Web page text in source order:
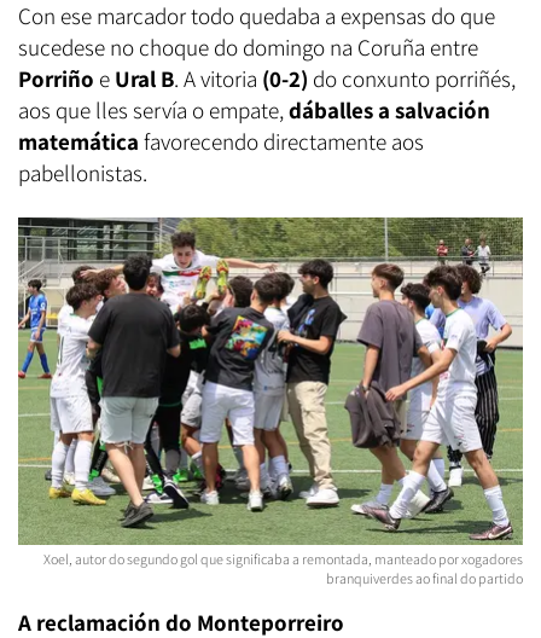
Con ese marcador todo quedaba a expensas do que
sucedese no choque do domingo na Coruña entre
Porriño e Ural B. A vitoria (0-2) do conxunto porriñés,
aos que lles servía o empate,dáballes a salvación
matemática favorecendo directamente aos
pabellonistas.
Xoel, autor do segundo gol que significaba a remontada, manteado por xogadores
branquiverdes ao final do partido
A reclamación do Monteporreiro